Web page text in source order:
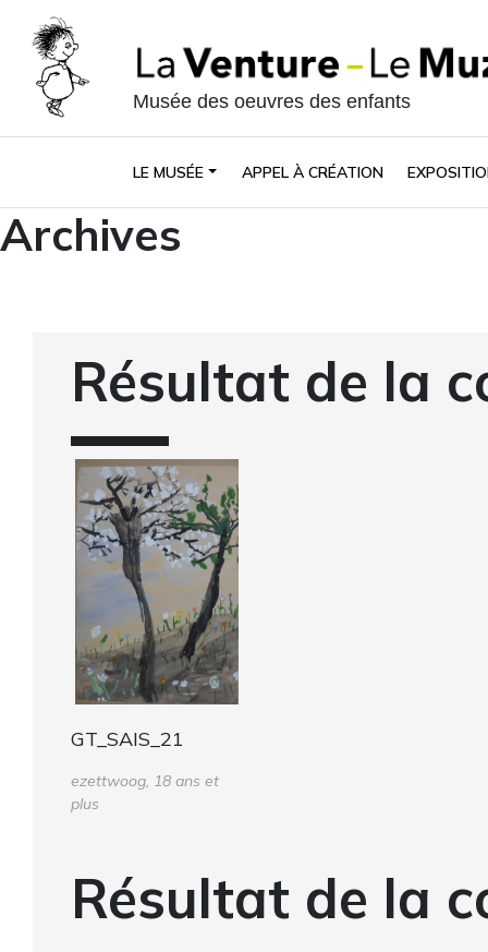
Musée des oeuvres des enfants
LE MUSÉE APPEL À CRÉATION
Archives
Résultat de la
GT_SAIS_21
ezettwoog, 18 ans et
plus
Résultat de la